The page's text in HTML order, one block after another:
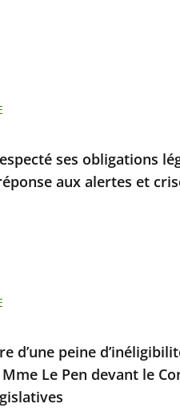
ses obligations
aux alertes et
d’une peine
Le Pen devant le